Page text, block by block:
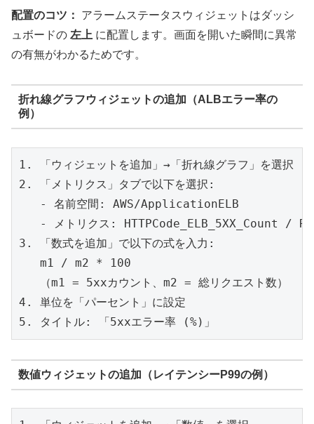
配置のコツ：
アラームステータスウィジェットはダッシ
ュボードの 左上 に配置します。画面を開いた瞬間に異常
の有無がわかるためです。
折れ線グラフウィジェットの追加（ALBエラー率の
例）
1. 「ウィジェットを追加」→「折れ線グラフ」を選択
2. 「メトリクス」タブで以下を選択:
   - 名前空間: AWS/ApplicationELB
- メトリクス: HTTPCode_ELB_5XX_Count /
3. 「数式を追加」で以下の式を入力:
   m1 / m2 * 100
   （m1 = 5xxカウント、m2 = 総リクエスト数）
4. 単位を「パーセント」に設定
数値ウィジェットの追加（レイテンシーP99の例）